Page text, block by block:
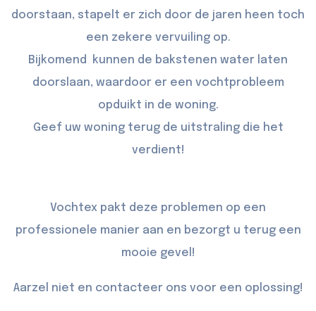
doorstaan, stapelt er zich door de jaren heen toch
een zekere vervuiling op.
Bijkomend kunnen de bakstenen water laten
doorslaan, waardoor er een vochtprobleem
opduikt in de woning.
Geef uw woning terug de uitstraling die het
verdient!
Vochtex pakt deze problemen op een
professionele manier aan en bezorgt u terug een
mooie gevel!
Aarzel niet en contacteer ons voor een oplossing!